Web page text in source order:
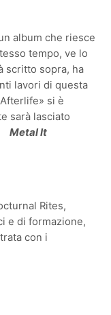
album che riesce
tempo, ve lo
scritto sopra, ha
lavori di questa
si è
sarà lasciato
Metal It
Rites,
e di formazione,
con i